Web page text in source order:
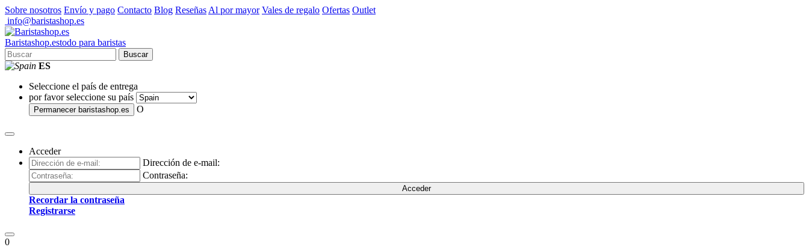
Sobre nosotros Envío y pago Contacto Blog Reseñas Al por mayor Vales de regalo Ofertas Outlet
info@baristashop.es
Baristashop.estodo para baristas
Buscar
ES
Seleccione el país de entrega
por favor seleccione su país
Permanecer baristashop.es O
Acceder
Dirección de e-mail:
Contraseña:
Acceder
Recordar la contraseña
Registrarse
0